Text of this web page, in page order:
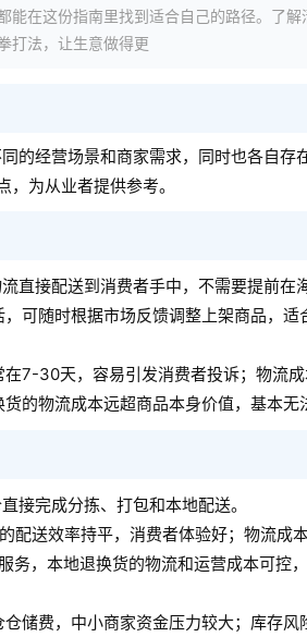
在这份指南里找到适合自己的路径。了解
打法，让生意做得更
的经营场景和商家需求，同时也各自存
为从业者提供参考。
直接配送到消费者手中，不需要提前在
可随时根据市场反馈调整上架商品，适
7-30天，容易引发消费者投诉；物流
的物流成本远超商品本身价值，基本无
接完成分拣、打包和本地配送。
送效率持平，消费者体验好；物流成
，本地退换货的物流和运营成本可控
储费，中小商家资金压力较大；库存风